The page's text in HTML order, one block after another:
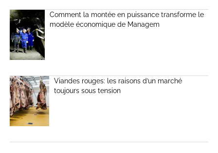
Comment la montée en puissance transforme le
modèle économique de Managem
Viandes rouges: les raisons d’un marché
toujours sous tension